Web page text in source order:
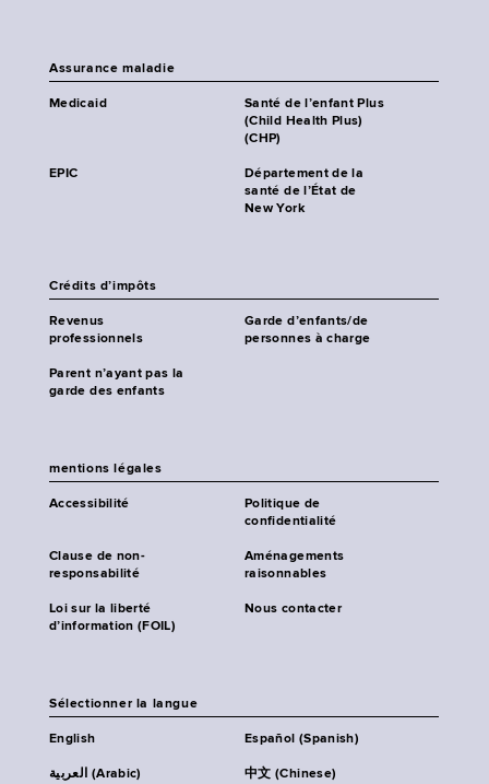
Assurance maladie
Medicaid
Santé de l’enfant Plus
(Child Health Plus)
(CHP)
EPIC
Département de la
santé de l’État de
New York
Crédits d’impôts
Revenus
professionnels
Garde d’enfants/de
personnes à charge
Parent n’ayant pas la
garde des enfants
mentions légales
Accessibilité
Politique de
confidentialité
Clause de non-
responsabilité
Aménagements
raisonnables
Loi sur la liberté
d’information (FOIL)
Nous contacter
Sélectionner la langue
English Español (Spanish)
العربية (Arabic) 中文 (Chinese)